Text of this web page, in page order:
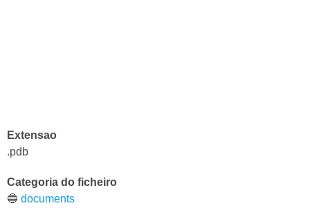
Extensao
.pdb
Categoria do ficheiro
🔵 documents